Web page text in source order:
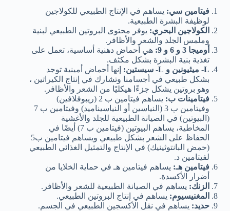
فيتامين سي: يساهم في الإنتاج الطبيعي للكولاجين
لوظيفة البشرة الطبيعية.
الكولاجين البحري: يوفر محتوى البروتين الطبيعي لبنية
وملمس الجلد والشعر والأظافر.
أوميجا 3 و 6 و 9:
هي أحماض دهنية أساسية، تعمل على
تغذية بنية البشرة بشكل مكثف.
L- ميثيونين و L- سيستين:
إنها أحماض أمينية توجد
بشكل طبيعي في أجسامنا وتشارك في إنتاج الكيراتين ،
وهو بروتين يشكل جزءًا هيكليًا من الشعر والأظافر.
فيتامينات ب:
يساهم فيتامين ب 2 (ريبوفلافين)
وفيتامين ب 3 (النياسين أو النياسيناميد) وفيتامين ب 7
(البيوتين) في الصيانة الطبيعية للجلد والأغشية
المخاطية، يساهم البيوتين (فيتامين ب 7) أيضًا في
الحفاظ على الشعر بشكل طبيعي ويساهم فيتامين ب5
(حمض البانتوثينيك) في الإنتاج والتمثيل الغذائي الطبيعي
لفيتامين د.
فيتامين هـ: يساهم فيتامين هـ في حماية الخلايا من
أضرار الأكسدة.
الزنك: يساهم في الصيانة الطبيعية للشعر والأظافر.
المغنيسيوم: يساهم في إنتاج البروتين الطبيعي.
حديد: يساهم في نقل الأكسجين الطبيعي في الجسم.